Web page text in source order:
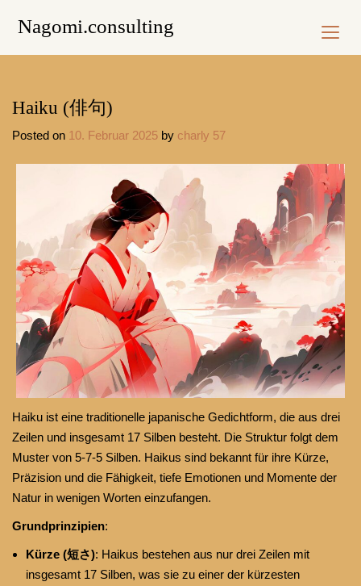
Nagomi.consulting
Haiku (俳句)
Posted on 10. Februar 2025 by charly 57
Haiku ist eine traditionelle japanische Gedichtform, die aus drei
Zeilen und insgesamt 17 Silben besteht. Die Struktur folgt dem
Muster von 5-7-5 Silben. Haikus sind bekannt für ihre Kürze,
Präzision und die Fähigkeit, tiefe Emotionen und Momente der
Natur in wenigen Worten einzufangen.
Grundprinzipien:
Kürze (短さ): Haikus bestehen aus nur drei Zeilen mit
insgesamt 17 Silben, was sie zu einer der kürzesten